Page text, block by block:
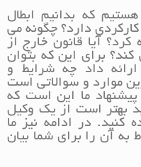
که بدانیم ابطال
دارد؟ چگونه می
آیا قانون خارج از
برای این که بتوان
داد چه شرایط و
موارد و سوالاتی است
ما این است که
بهتر است از یک وکیل
کنید. در ادامه نیز ما
آن را برای شما بیان